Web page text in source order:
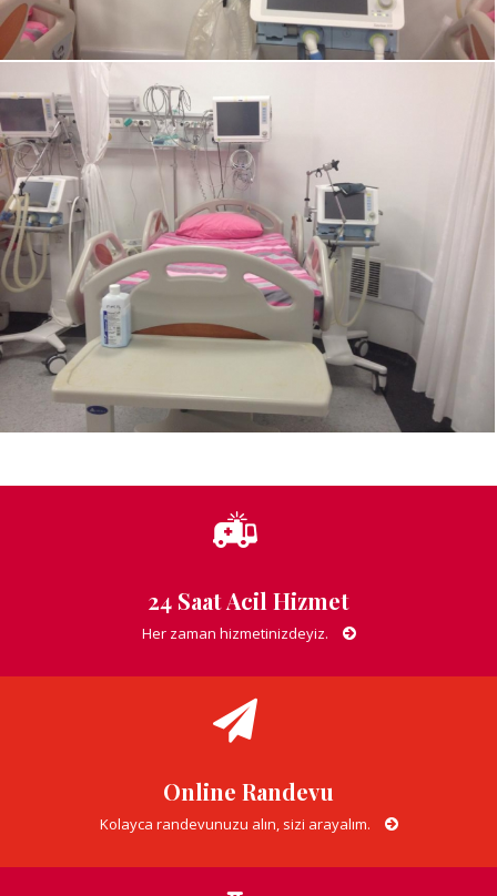
24 Saat Acil Hizmet
Her zaman hizmetinizdeyiz.
Online Randevu
Kolayca randevunuzu alın, sizi arayalım.